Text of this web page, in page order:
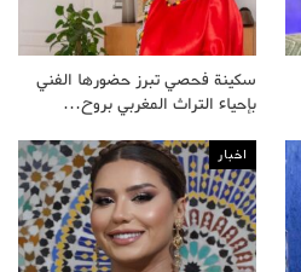
سكينة فحصي تبرز حضورها الفني
بإحياء التراث المغربي بروح…
اخبار